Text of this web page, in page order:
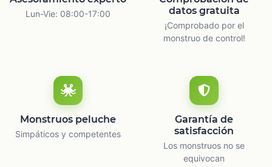
Lun-Vie: 08:00-17:00
datos gratuita
¡Comprobado por el
monstruo de control!
Monstruos peluche
Simpáticos y competentes
Garantía de
satisfacción
Los monstruos no se
equivocan